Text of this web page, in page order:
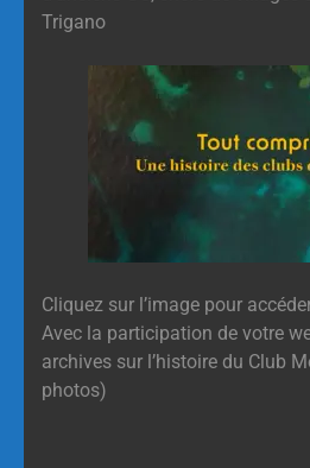
Trigano
Cliquez sur l’image pour
Avec la participation de votre
archives sur l’histoire du Club
photos)